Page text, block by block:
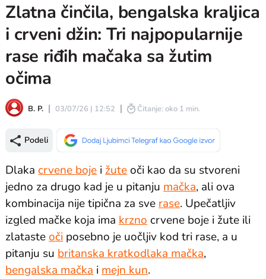
Zlatna činčila, bengalska kraljica
i crveni džin: Tri najpopularnije
rase riđih mačaka sa žutim
očima
B. P. 03/07/26 | 12:52 Čitanje: oko 1 min.
Podeli
Dlakacrvene bojeižuteoči kao da su stvoreni
jedno za drugo kad je u pitanjumačka, ali ova
kombinacija nije tipična za sverase. Upečatljiv
izgled mačke koja imakrznocrvene boje i žute ili
zlatasteočiposebno je uočljiv kod tri rase, a u
pitanju subritanska kratkodlaka mačka,
bengalska mačkaimejn kun.